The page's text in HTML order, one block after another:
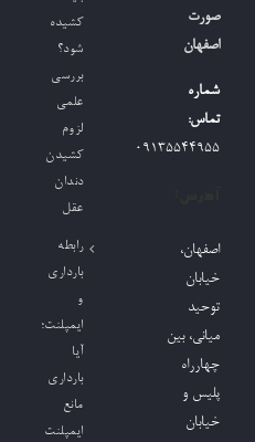
صورت
اصفهان
شماره
تماس:
09135544955
اصفهان،
خیابان
توحید
میانی، بین
چهارراه
پلیس و
خیابان
کشیده
شود؟
بررسی
علمی
لزوم
کشیدن
دندان
عقل
رابطه
بارداری
و
ایمپلنت؛
آیا
بارداری
مانع
ایمپلنت